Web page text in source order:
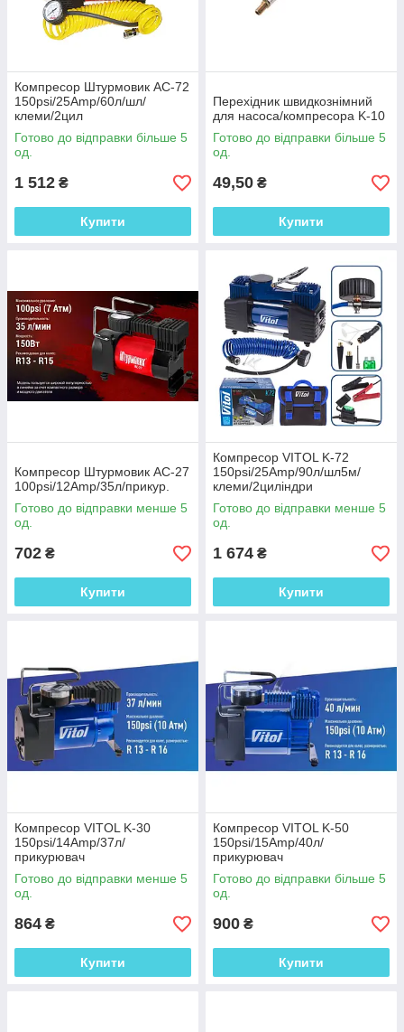
Насос ножний
однопоршневий насос
виробництва. В
комплекті є
насадками для
накачування
велосипедних шин і
м'ячів. Має
збільшений об'єм
циліндра і сталевий
Компресварок
Вихор 12072
Надійний і практичний
компресор з
металевим корпусом.
насадки для більш
зручного побудови
на інтенсивне
використання.
Додати до
замовлення →
Компресор
рекомендований для
колеса R16. Має два
робочих поршня.
Робоча напруга 12В,
нагнітає
максимальний тиск
витримує 30 хвилин
безперервної роботи.
Довжина кабелю 3 м,
довжина робочого
шланга 7,5 м.
Додати до
Компресор Штурмовик AC-72
150psi/25Amp/60л/шл/
клеми/2цил
Готово до відправки більше 5
од.
1 512 ₴
Купити
Перехідник швидкознімний
для насоса/компресора K-10
Готово до відправки більше 5
од.
49,50 ₴
Купити
Компресор Штурмовик AC-27
100psi/12Amp/35л/прикур.
Готово до відправки менше 5
од.
702 ₴
Купити
Компресор VITOL K-72
150psi/25Amp/90л/шл5м/
клеми/2циліндри
Готово до відправки менше 5
од.
1 674 ₴
Купити
Компресор VITOL K-30
150psi/14Amp/37л/
прикурювач
Готово до відправки менше 5
од.
864 ₴
Купити
Компресор VITOL K-50
150psi/15Amp/40л/
прикурювач
Готово до відправки більше 5
од.
900 ₴
Купити